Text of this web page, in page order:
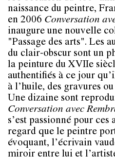
naissance du peintre,
en 2006 Conversation
inaugure une nouvelle
"Passage des arts". Les
du clair-obscur sont un
la peinture du XVIIe
authentifiés à ce jour
à l’huile, des gravures
Une dizaine sont
Conversation avec
s’est passionné pour
regard que le peintre
évoquant, l’écrivain
miroir entre lui et